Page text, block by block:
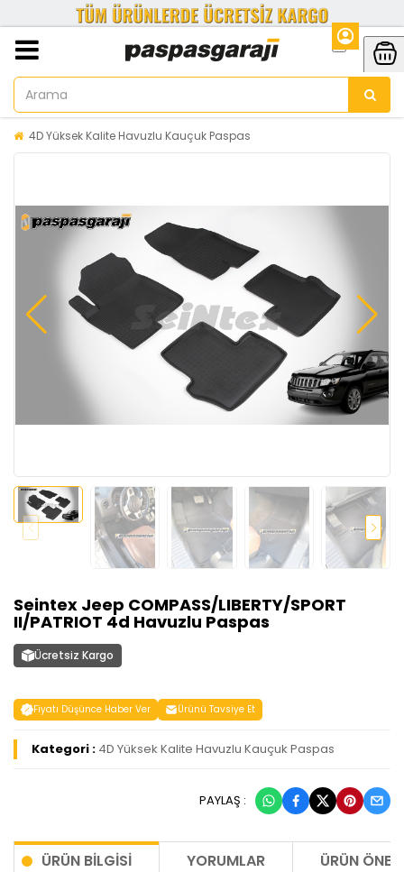
4D Yüksek Kalite Havuzlu Kauçuk Paspas
Seintex Jeep COMPASS/LIBERTY/SPORT
II/PATRIOT 4d Havuzlu Paspas
Ücretsiz Kargo
Fiyatı Düşünce Haber Ver Ürünü Tavsiye Et
Kategori : 4D Yüksek Kalite Havuzlu Kauçuk Paspas
PAYLAŞ :
ÜRÜN BILGISI YORUMLAR ÜRÜN